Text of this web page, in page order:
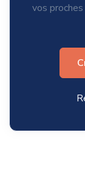
vos